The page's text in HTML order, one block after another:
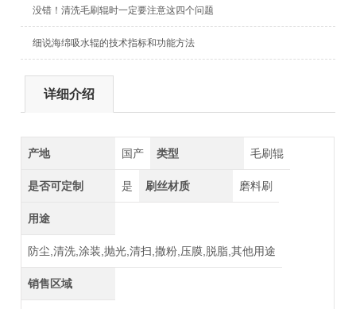
没错！清洗毛刷辊时一定要注意这四个问题
细说海绵吸水辊的技术指标和功能方法
详细介绍
产地 国产 类型 毛刷辊
是否可定制 是 刷丝材质 磨料刷
用途
防尘,清洗,涂装,抛光,清扫,撒粉,压膜,脱脂,其他用途
销售区域